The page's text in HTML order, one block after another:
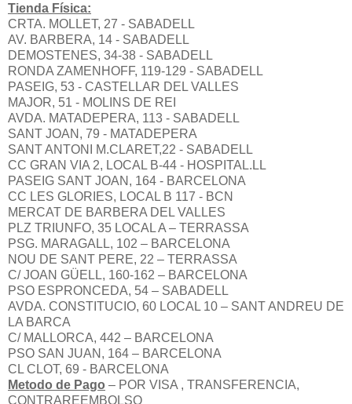
Tienda Física:
CRTA. MOLLET, 27 - SABADELL
AV. BARBERA, 14 - SABADELL
DEMOSTENES, 34-38 - SABADELL
RONDA ZAMENHOFF, 119-129 - SABADELL
PASEIG, 53 - CASTELLAR DEL VALLES
MAJOR, 51 - MOLINS DE REI
AVDA. MATADEPERA, 113 - SABADELL
SANT JOAN, 79 - MATADEPERA
SANT ANTONI M.CLARET,22 - SABADELL
CC GRAN VIA 2, LOCAL B-44 - HOSPITAL.LL
PASEIG SANT JOAN, 164 - BARCELONA
CC LES GLORIES, LOCAL B 117 - BCN
MERCAT DE BARBERA DEL VALLES
PLZ TRIUNFO, 35 LOCAL A – TERRASSA
PSG. MARAGALL, 102 – BARCELONA
NOU DE SANT PERE, 22 – TERRASSA
C/ JOAN GÜELL, 160-162 – BARCELONA
PSO ESPRONCEDA, 54 – SABADELL
AVDA. CONSTITUCIO, 60 LOCAL 10 – SANT ANDREU DE
LA BARCA
C/ MALLORCA, 442 – BARCELONA
PSO SAN JUAN, 164 – BARCELONA
CL CLOT, 69 - BARCELONA
Metodo de Pago – POR VISA , TRANSFERENCIA,
CONTRAREEMBOLSO